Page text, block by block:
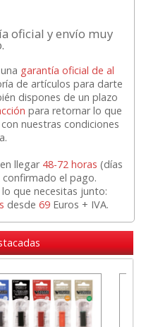
oficial y envío muy
garantía oficial de al
de artículos para darte
dispones de un plazo
para retornar lo que
nuestras condiciones
llegar 48-72 horas (días
el pago.
que necesitas junto:
desde69 Euros + IVA.